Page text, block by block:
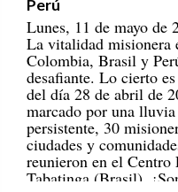
Lunes, 11 de mayo de
La vitalidad misionera
Colombia, Brasil y
desafiante. Lo cierto es
del día 28 de abril de
marcado por una
persistente, 30
ciudades y
reunieron en el
Tabatinga (Brasil).
portadores/as de